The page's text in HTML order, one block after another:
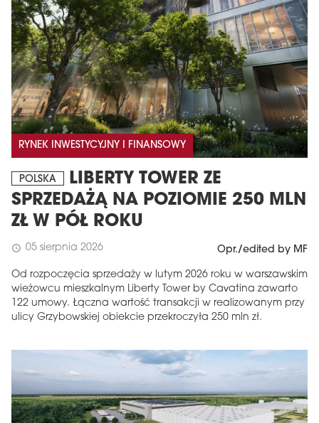
RYNEK INWESTYCYJNY I FINANSOWY
POLSKA
LIBERTY TOWER ZE
SPRZEDAŻĄ NA POZIOMIE 250 MLN
ZŁ W PÓŁ ROKU
schedule 05 sierpnia 2026 Opr./edited by MF
Od rozpoczęcia sprzedaży w lutym 2026 roku w warszawskim
wieżowcu mieszkalnym Liberty Tower by Cavatina zawarto
122 umowy. Łączna wartość transakcji w realizowanym przy
ulicy Grzybowskiej obiekcie przekroczyła 250 mln zł.